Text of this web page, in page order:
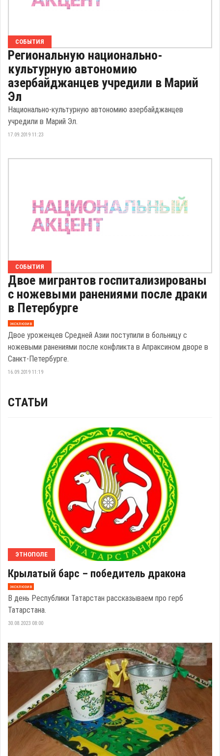
СОБЫТИЯ
Региональную национально-
культурную автономию
азербайджанцев учредили в Марий
Эл
Национально-культурную автономию азербайджанцев
учредили в Марий Эл.
17.09.2019 11:23
СОБЫТИЯ
Двое мигрантов госпитализированы
с ножевыми ранениями после драки
в Петербурге
эксклюзив
Двое уроженцев Средней Азии поступили в больницу с
ножевыми ранениями после конфликта в Апраксином дворе в
Санкт-Петербурге.
16.09.2019 11:19
СТАТЬИ
ЭТНОПОЛЕ
Крылатый барс – победитель дракона
эксклюзив
В день Республики Татарстан рассказываем про герб
Татарстана.
30.08.2023 08:00